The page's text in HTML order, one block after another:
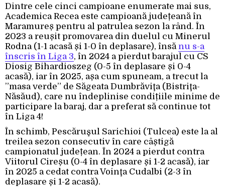
Dintre cele cinci campioane enumerate mai sus,
Academica Recea este campioană județeană în
Maramureș pentru al patrulea sezon la rând. În
2023 a reușit promovarea din duelul cu Minerul
Rodna (1-1 acasă și 1-0 în deplasare), însănu s-a
înscris în Liga 3, în 2024 a pierdut barajul cu CS
Diosig Bihardioszeg (0-5 în deplasare și 0-4
acasă), iar în 2025, așa cum spuneam, a trecut la
”masa verde” de Săgeata Dumbrăviţa (Bistriţa-
Năsăud), care nu îndeplinise condițiile minime de
participare la baraj, dar a preferat să continue tot
în Liga 4!
În schimb, Pescăruşul Sarichioi (Tulcea) este la al
treilea sezon consecutiv în care câștigă
campionatul județean. În 2024 a pierdut contra
Viitorul Cireșu (0-4 în deplasare și 1-2 acasă), iar
în 2025 a cedat contra Voinţa Cudalbi (2-3 în
deplasare și 1-2 acasă).